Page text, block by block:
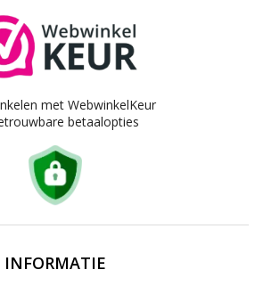
met WebwinkelKeur
betaalopties
INFORMATIE